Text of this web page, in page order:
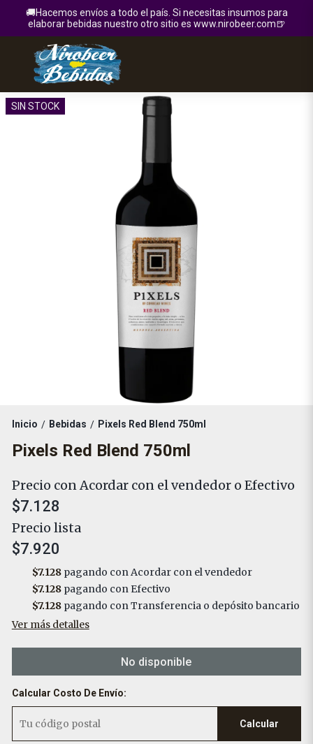
🚚Hacemos envíos a todo el país. Si necesitas insumos para
elaborar bebidas nuestro otro sitio es www.nirobeer.com🍺
SIN STOCK
Inicio / Bebidas / Pixels Red Blend 750ml
Pixels Red Blend 750ml
Precio con Acordar con el vendedor o Efectivo
$7.128
Precio lista
$7.920
$7.128pagando con Acordar con el vendedor
$7.128pagando con Efectivo
$7.128pagando con Transferencia o depósito bancario
Ver más detalles
No disponible
Calcular Costo De Envío:
Calcular